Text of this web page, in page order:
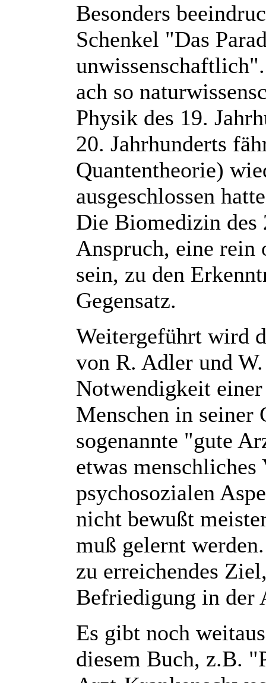
Besonders
Schenkel "Das
ach so
Physik des 19.
20. Jahrhunderts
Quantentheorie)
ausgeschlossen
Die Biomedizin des
Anspruch, eine rein
sein, zu den
Gegensatz.
Weitergeführt wird
von R. Adler und
Notwendigkeit
Menschen in seiner
sogenannte "gute
etwas
psychosozialen
nicht bewußt
muß gelernt
zu erreichendes
Befriedigung in der
Es gibt noch
diesem Buch, z.B.